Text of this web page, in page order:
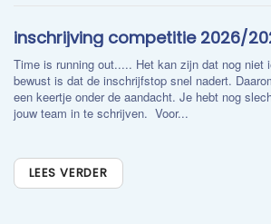
inschrijving competitie 2026/
Time is running out..... Het kan zijn dat nog niet
bewust is dat de inschrijfstop snel nadert.
een keertje onder de aandacht. Je hebt nog
jouw team in te schrijven. Voor...
LEES VERDER